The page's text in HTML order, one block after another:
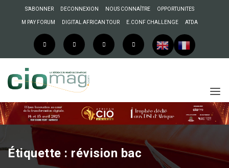
S’ABONNER DECONNEXION NOUS CONNAÎTRE OPPORTUNITES
M PAY FORUM DIGITAL AFRICAN TOUR E.CONF CHALLENGE ATDA
Étiquette : révision bac